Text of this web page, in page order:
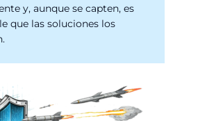
y, aunque se capten, es
que las soluciones los